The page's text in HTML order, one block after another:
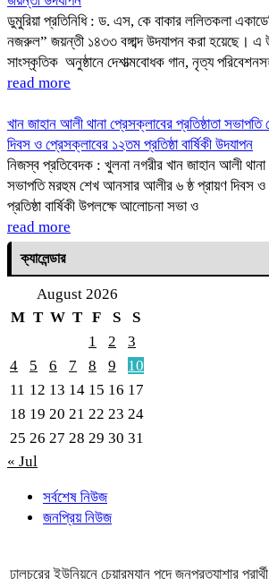
ডুমুরিয়া প্রতিনিধি : ড. এস, কে বাকার ললিতকলা
নজরুল” জয়ন্তী ১৪৩৩ বঙ্গাব্দ উদযাপন করা হয়েছে।
সাংস্কৃতিক অনুষ্ঠানে দেশাত্মবোধক গান, নৃত্য
read more
খান জাহান আলী থানা প্রেসক্লাবের প্রতিষ্ঠাতা
দিবস ও প্রেসক্লাবের ১২তম প্রতিষ্ঠা বার্ষিকী উদযাপন
নিজস্ব প্রতিবেদক : খুলনা নগরীর খান জাহান আলী থানা
সভাপতি মরহুম শেখ আনসার আলীর ৬ ষ্ঠ প্রায়ণ দিবস
প্রতিষ্ঠা বার্ষিকী উপলক্ষে আলোচনা সভা ও
read more
ক্যালেন্ডার
August 2026
M T W T F S
S
1
2
3
4
5 6 7 8 9
10
11 12 13 14 15 16 17
18 19 20 21 22 23 24
25 26 27 28 29 30 31
« Jul
সর্বশেষ নিউজ
জনপ্রিয় নিউজ
ঢালচরের ইউনিয়নে চেয়ারম্যান পদে জনপ্রত্যাশার